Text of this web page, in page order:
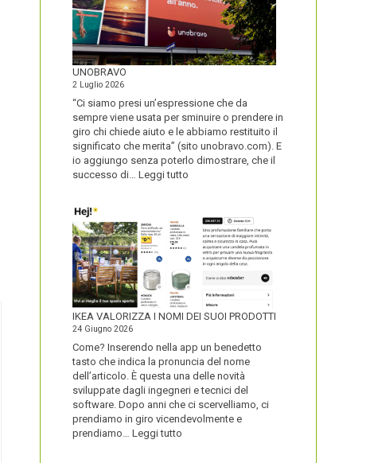
UNOBRAVO
2 Luglio 2026
“Ci siamo presi un’espressione che da
sempre viene usata per sminuire o prendere in
giro chi chiede aiuto e le abbiamo restituito il
significato che merita” (sito unobravo.com). E
io aggiungo senza poterlo dimostrare, che il
successo di… Leggi tutto
IKEA VALORIZZA I NOMI DEI SUOI PRODOTTI
24 Giugno 2026
Come? Inserendo nella app un benedetto
tasto che indica la pronuncia del nome
dell’articolo. È questa una delle novità
sviluppate dagli ingegneri e tecnici del
software. Dopo anni che ci scervelliamo, ci
prendiamo in giro vicendevolmente e
prendiamo… Leggi tutto